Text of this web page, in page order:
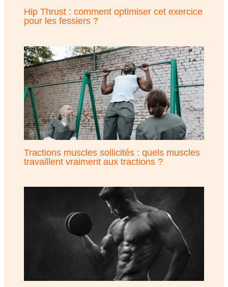
Hip Thrust : comment optimiser cet exercice
pour les fessiers ?
Tractions muscles sollicités : quels muscles
travaillent vraiment aux tractions ?